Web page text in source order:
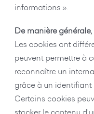
informations ».
De manière
Les cookies ont
peuvent permettre à
reconnaître un
grâce à un identifiant
Certains cookies